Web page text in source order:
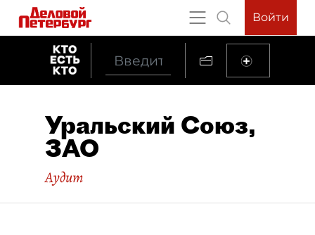
Войти
Уральский Союз,
ЗАО
Аудит